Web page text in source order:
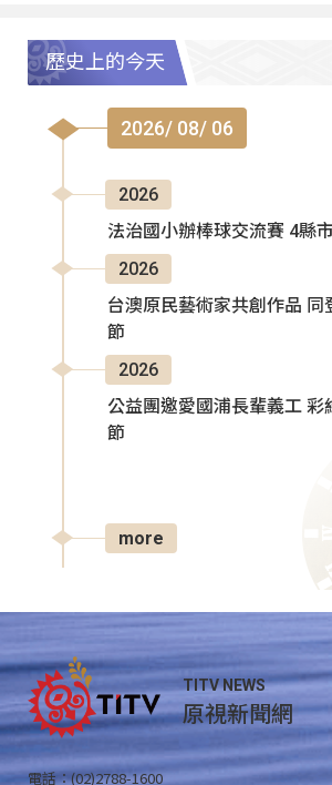
歷史上的今天
2026/ 08/ 06
2026
法治國小辦棒球交流賽 4縣
2026
台澳原民藝術家共創作品 同
節
2026
公益團邀愛國浦長輩義工 彩
節
more
TITV NEWS
原視新聞網
電話：(02)2788-1600